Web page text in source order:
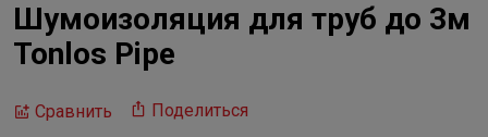
Шумоизоляция для труб до 3м
Tonlos Pipe
Сравнить Поделиться